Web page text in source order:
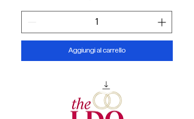
Aggiungi al carrello